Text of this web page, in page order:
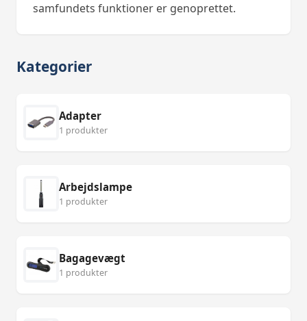
samfundets funktioner er genoprettet.
Kategorier
Adapter
1 produkter
Arbejdslampe
1 produkter
Bagagevægt
1 produkter